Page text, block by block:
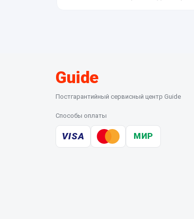
Guide
Постгарантийный сервисный центр Guide
Способы оплаты
VISA МИР